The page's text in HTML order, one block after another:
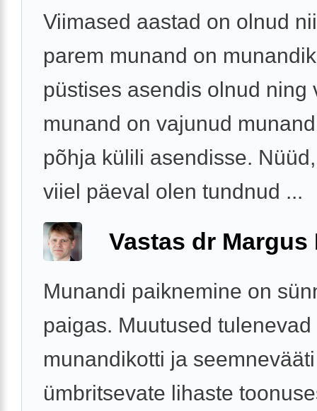
Viimased aastad on olnud
parem munand on
püstises asendis olnud ning
munand on vajunud
põhja külili asendisse.
viiel päeval olen tundnud ...
Vastas dr Margus
Munandi paiknemine on
paigas. Muutused
munandikotti ja seemnevääti
ümbritsevate lihaste